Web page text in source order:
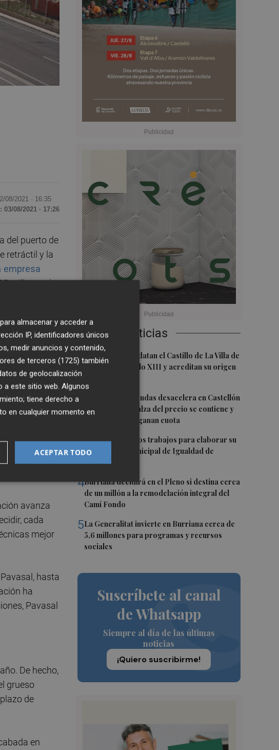
Últimas Noticias
1 Investigadores datan el Castillo de La Villa de
El Toro en el siglo XIII y acreditan su origen
2
La venta de viviendas desacelera en Castellón
y cae un 15%: el alza del precio se contiene y
los extranjeros ganan cuota
3Vila-real inicia los trabajos para elaborar su
primer Plan Municipal de Igualdad de
Oportunidades
4Burriana decidirá en el Pleno si destina cerca
de un millón a la remodelación integral del
Camí Fondo
5La Generalitat invierte en Burriana cerca de
5,6 millones para programas y recursos
sociales
Suscríbete al canal
de Whatsapp
Siempre al día de las últimas
noticias
¡Quiero suscribirme!
08/2021 · 16:35
08/2021 · 17:26
del puerto de
retráctil y la
empresa
millones de
incluye el
de
.
(cada
José, la
avanza
cada
mejor
hasta
ha
Pavasal
De hecho,
grueso
de
en
almacenar y acceder a
IP, identificadores únicos
medir anuncios y contenido,
de terceros (1725) también
de geolocalización
a este sitio web. Algunos
tiene derecho a
en cualquier momento en
ACEPTAR TODO